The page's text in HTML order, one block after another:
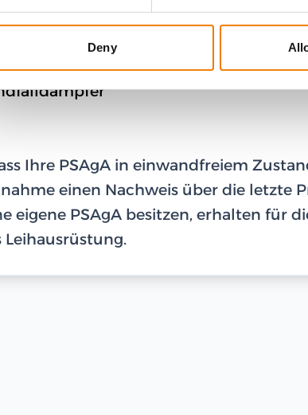
Deny
Ihre PSAgA in einwandfreiem
einen Nachweis über die letzte
eigene PSAgA besitzen, erhalten für